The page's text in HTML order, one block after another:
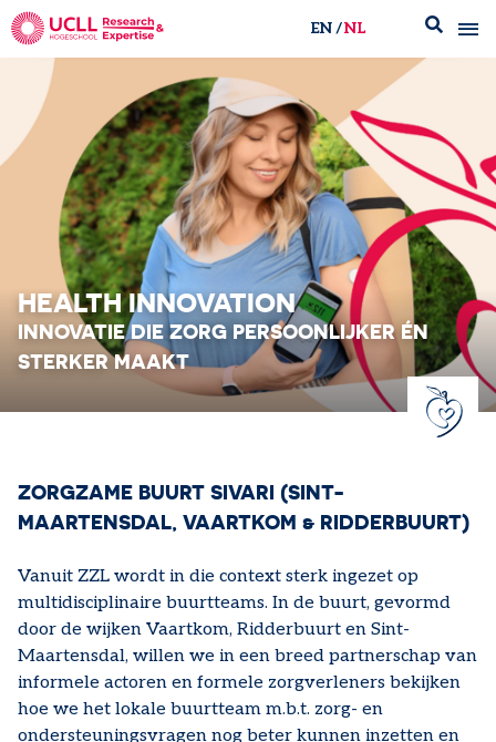
UCLL Research & Expertise
EN NL
HEALTH INNOVATION
INNOVATIE DIE ZORG PERSOONLIJKER​ ÉN
STERKER MAAKT
ZORGZAME BUURT SIVARI (SINT-
MAARTENSDAL, VAARTKOM & RIDDERBUURT)
Vanuit ZZL wordt in die context sterk ingezet op
multidisciplinaire buurtteams. In de buurt, gevormd
door de wijken Vaartkom, Ridderbuurt en Sint-
Maartensdal, willen we in een breed partnerschap van
informele actoren en formele zorgverleners bekijken
hoe we het lokale buurtteam m.b.t. zorg- en
ondersteuningsvragen nog beter kunnen inzetten en